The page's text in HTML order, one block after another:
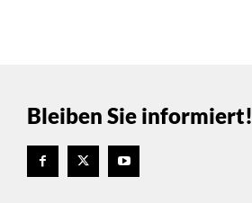
Bleiben Sie informiert!